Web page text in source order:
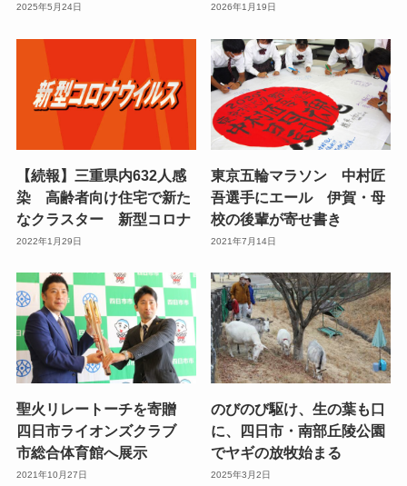
2025年5月24日 2026年1月19日
【続報】三重県内632人感
染 高齢者向け住宅で新た
なクラスター 新型コロナ
2022年1月29日
東京五輪マラソン 中村匠
吾選手にエール 伊賀・母
校の後輩が寄せ書き
2021年7月14日
聖火リレートーチを寄贈
四日市ライオンズクラブ
市総合体育館へ展示
2021年10月27日
のびのび駆け、生の葉も口
に、四日市・南部丘陵公園
でヤギの放牧始まる
2025年3月2日